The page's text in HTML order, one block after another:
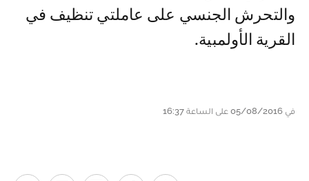
والتحرش الجنسي على عاملتي تنظيف في
القرية الأولمبية.
في 05/08/2016 على الساعة 16:37